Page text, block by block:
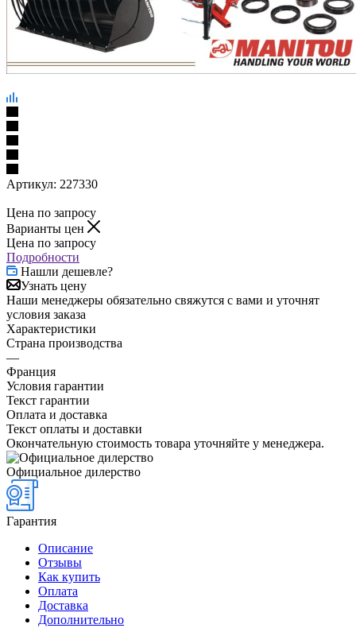
Артикул: 227330
Цена по запросу
Варианты цен
Цена по запросу
Подробности
Нашли дешевле?
Узнать цену
Наши менеджеры обязательно свяжутся с вами и уточнят
условия заказа
Характеристики
Страна производства
—
Франция
Условия гарантии
Текст гарантии
Оплата и доставка
Текст оплаты и доставки
Окончательную стоимость товара уточняйте у менеджера.
Официальное дилерство
Гарантия
Описание
Отзывы
Как купить
Оплата
Доставка
Дополнительно